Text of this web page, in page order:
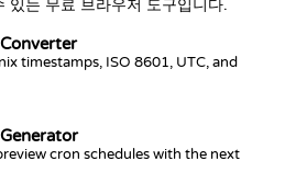
있는 무료 브라우저 도구입니다.
timestamps, ISO 8601, UTC, and
cron schedules with the next